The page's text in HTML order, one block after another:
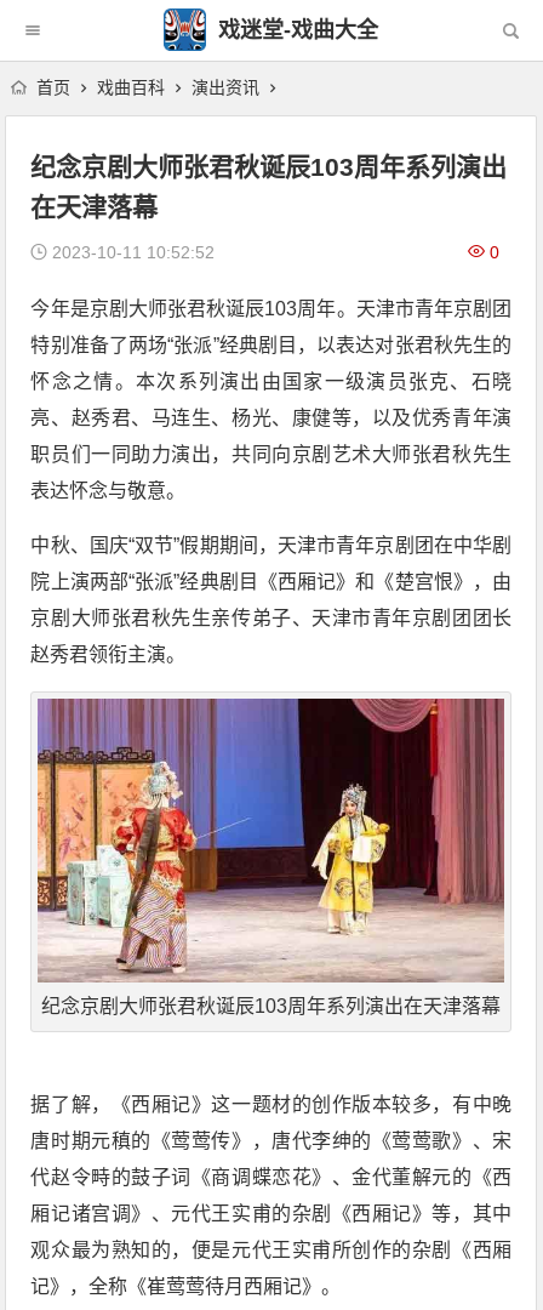
戏迷堂-戏曲大全
首页 戏曲百科 演出资讯
纪念京剧大师张君秋诞辰103周年系列演出
在天津落幕
2023-10-11 10:52:52 0
今年是京剧大师张君秋诞辰103周年。天津市青年京剧团
特别准备了两场“张派”经典剧目，以表达对张君秋先生的
怀念之情。本次系列演出由国家一级演员张克、石晓
亮、赵秀君、马连生、杨光、康健等，以及优秀青年演
职员们一同助力演出，共同向京剧艺术大师张君秋先生
表达怀念与敬意。
中秋、国庆“双节”假期期间，天津市青年京剧团在中华剧
院上演两部“张派”经典剧目《西厢记》和《楚宫恨》，由
京剧大师张君秋先生亲传弟子、天津市青年京剧团团长
赵秀君领衔主演。
纪念京剧大师张君秋诞辰103周年系列演出在天津落幕
据了解，《西厢记》这一题材的创作版本较多，有中晚
唐时期元稹的《莺莺传》，唐代李绅的《莺莺歌》、宋
代赵令畤的鼓子词《商调蝶恋花》、金代董解元的《西
厢记诸宫调》、元代王实甫的杂剧《西厢记》等，其中
观众最为熟知的，便是元代王实甫所创作的杂剧《西厢
记》，全称《崔莺莺待月西厢记》。